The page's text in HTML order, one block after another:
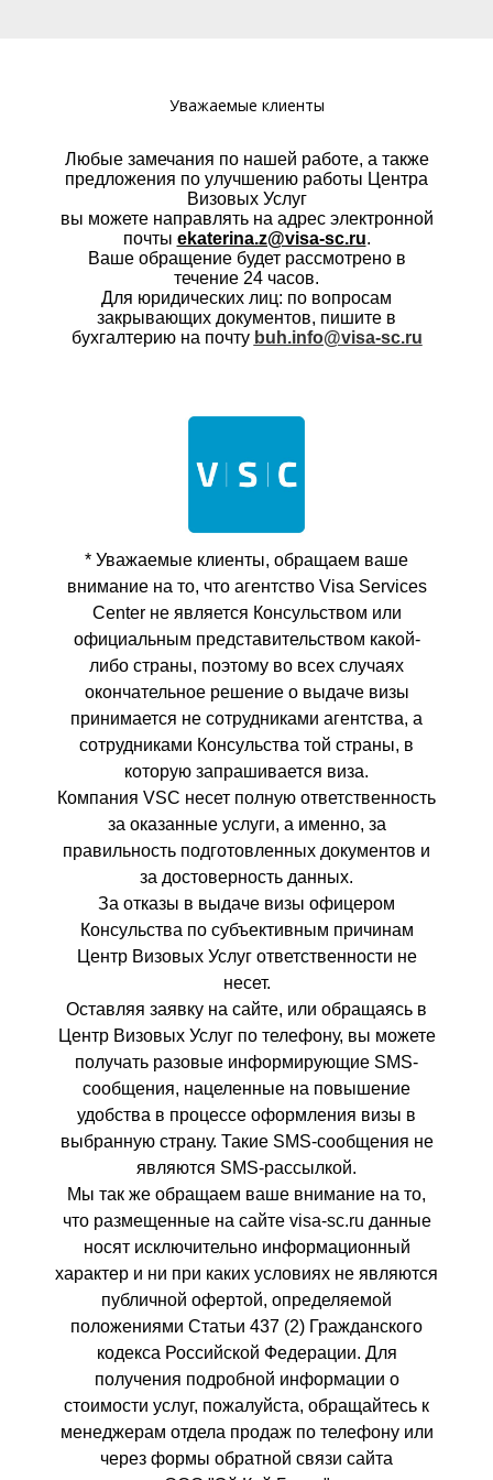
Уважаемые клиенты
Любые замечания по нашей работе, а также
предложения по улучшению работы Центра
Визовых Услуг
вы можете направлять на адрес электронной
почты ekaterina.z@visa-sc.ru.
Ваше обращение будет рассмотрено в
течение 24 часов.
Для юридических лиц: по вопросам
закрывающих документов, пишите в
бухгалтерию на почту buh.info@visa-sc.ru
* Уважаемые клиенты, обращаем ваше
внимание на то, что агентство Visa Services
Center не является Консульством или
официальным представительством какой-
либо страны, поэтому во всех случаях
окончательное решение о выдаче визы
принимается не сотрудниками агентства, а
сотрудниками Консульства той страны, в
которую запрашивается виза.
Компания VSC несет полную ответственность
за оказанные услуги, а именно, за
правильность подготовленных документов и
за достоверность данных.
За отказы в выдаче визы офицером
Консульства по субъективным причинам
Центр Визовых Услуг ответственности не
несет.
Оставляя заявку на сайте, или обращаясь в
Центр Визовых Услуг по телефону, вы можете
получать разовые информирующие SMS-
сообщения, нацеленные на повышение
удобства в процессе оформления визы в
выбранную страну. Такие SMS-сообщения не
являются SMS-рассылкой.
Мы так же обращаем ваше внимание на то,
что размещенные на сайте visa-sc.ru данные
носят исключительно информационный
характер и ни при каких условиях не являются
публичной офертой, определяемой
положениями Статьи 437 (2) Гражданского
кодекса Российской Федерации. Для
получения подробной информации о
стоимости услуг, пожалуйста, обращайтесь к
менеджерам отдела продаж по телефону или
через формы обратной связи сайта